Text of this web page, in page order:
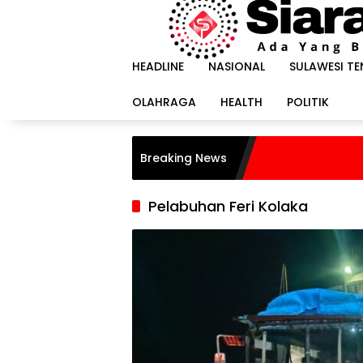
HEADLINE NASIONAL SULAWESI
OLAHRAGA HEALTH POLITIK
Breaking News
Pelabuhan Feri Kolaka